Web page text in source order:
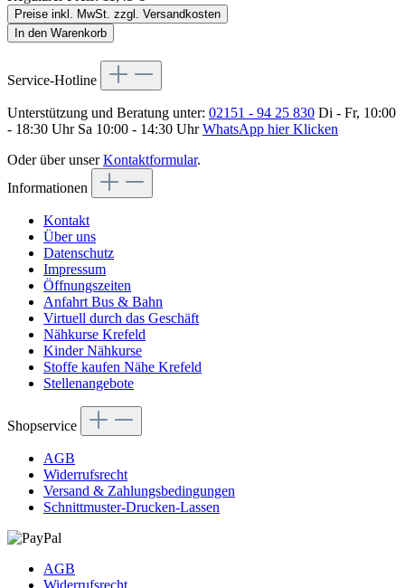
Preise inkl. MwSt. zzgl. Versandkosten
In den Warenkorb
Service-Hotline
Unterstützung und Beratung unter: 02151 - 94 25 830 Di - Fr, 10:00
- 18:30 Uhr Sa 10:00 - 14:30 UhrWhatsApp hier Klicken
Oder über unserKontaktformular.
Informationen
Kontakt
Über uns
Datenschutz
Impressum
Öffnungszeiten
Anfahrt Bus & Bahn
Virtuell durch das Geschäft
Nähkurse Krefeld
Kinder Nähkurse
Stoffe kaufen Nähe Krefeld
Stellenangebote
Shopservice
AGB
Widerrufsrecht
Versand & Zahlungsbedingungen
Schnittmuster-Drucken-Lassen
AGB
Widerrufsrecht